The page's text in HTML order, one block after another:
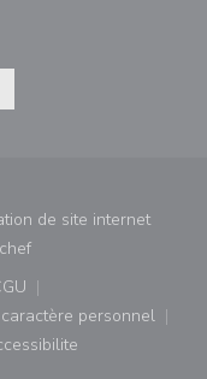
une nouvelle
((ouvre une
de site internet
((ouvre une nouvelle
fenêtre))
((ouvre une nouvelle
personnel
nouvelle fenêtre))
fenêtre))
((ouvre une nouvelle